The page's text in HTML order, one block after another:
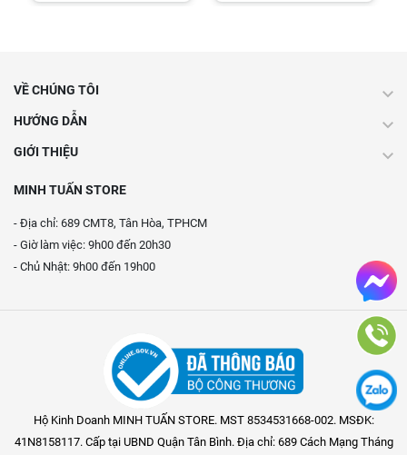
VỀ CHÚNG TÔI
HƯỚNG DẪN
GIỚI THIỆU
MINH TUẤN STORE
- Địa chỉ: 689 CMT8, Tân Hòa, TPHCM
- Giờ làm việc: 9h00 đến 20h30
- Chủ Nhật: 9h00 đến 19h00
Hộ Kinh Doanh MINH TUẤN STORE. MST 8534531668-002. MSĐK:
41N8158117. Cấp tại UBND Quận Tân Bình. Địa chỉ: 689 Cách Mạng Tháng